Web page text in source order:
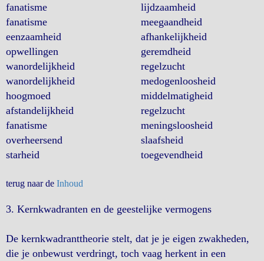
fanatisme
fanatisme
eenzaamheid
opwellingen
wanordelijkheid
wanordelijkheid
hoogmoed
afstandelijkheid
fanatisme
overheersend
starheid
lijdzaamheid
meegaandheid
afhankelijkheid
geremdheid
regelzucht
medogenloosheid
middelmatigheid
regelzucht
meningsloosheid
slaafsheid
toegevendheid
terug naar de Inhoud
3. Kernkwadranten en de geestelijke vermogens
De kernkwadranttheorie stelt, dat je je eigen zwakheden,
die je onbewust verdringt, toch vaag herkent in een